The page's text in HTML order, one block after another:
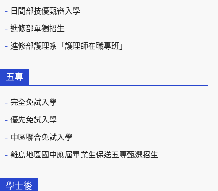
日間部技優甄審入學
進修部單獨招生
進修部護理系「護理師在職專班」
五專
完全免試入學
優先免試入學
中區聯合免試入學
離島地區國中應屆畢業生保送五專甄選招生
學士後